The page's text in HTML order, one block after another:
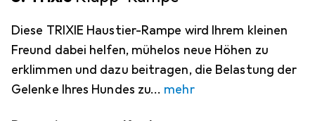
Diese TRIXIE Haustier-Rampe wird Ihrem kleinen
Freund dabei helfen, mühelos neue Höhen zu
erklimmen und dazu beitragen, die Belastung der
Gelenke Ihres Hundes zu
mehr